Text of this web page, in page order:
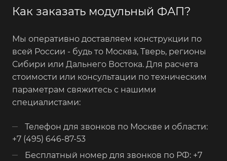
Как заказать модульный ФАП?
Мы оперативно доставляем конструкции по
всей России - будь то Москва, Тверь, регионы
Сибири или Дальнего Востока. Для расчета
стоимости или консультации по техническим
параметрам свяжитесь с нашими
специалистами:
Телефон для звонков по Москве и области:
+7 (495) 646-87-53
Бесплатный номер для звонков по РФ: +7